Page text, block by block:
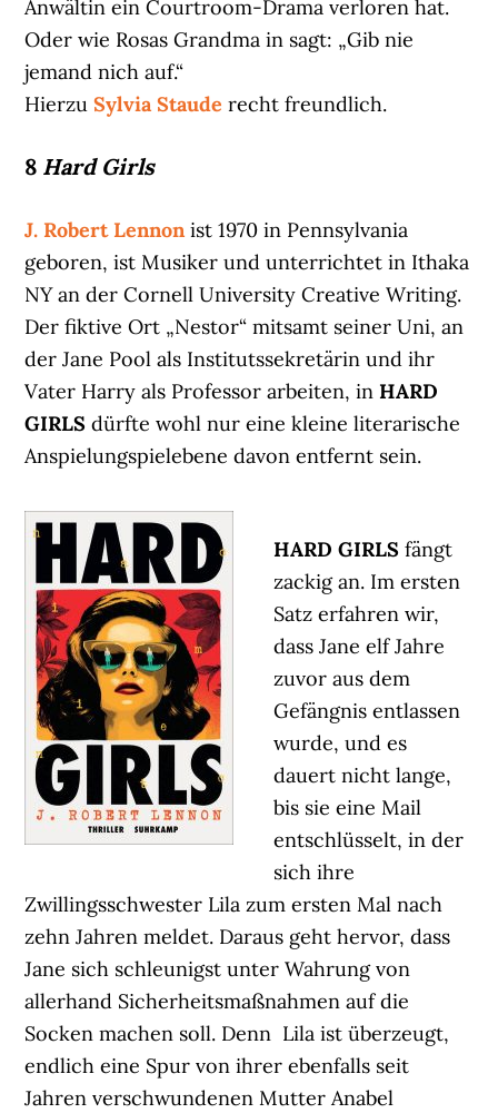
Anwältin ein Courtroom-Drama verloren hat.
Oder wie Rosas Grandma in sagt: „Gib nie
jemand nich auf.“
HierzuSylvia Staude recht freundlich.
8 Hard Girls
J. Robert Lennon ist 1970 in Pennsylvania
geboren, ist Musiker und unterrichtet in Ithaka
NY an der Cornell University Creative Writing.
Der fiktive Ort „Nestor“ mitsamt seiner Uni, an
der Jane Pool als Institutssekretärin und ihr
Vater Harry als Professor arbeiten, inHARD
GIRLSdürfte wohl nur eine kleine literarische
Anspielungspielebene davon entfernt sein.
HARD GIRLS fängt
zackig an. Im ersten
Satz erfahren wir,
dass Jane elf Jahre
zuvor aus dem
Gefängnis entlassen
wurde, und es
dauert nicht lange,
bis sie eine Mail
entschlüsselt, in der
sich ihre
Zwillingsschwester Lila zum ersten Mal nach
zehn Jahren meldet. Daraus geht hervor, dass
Jane sich schleunigst unter Wahrung von
allerhand Sicherheitsmaßnahmen auf die
Socken machen soll. Denn Lila ist überzeugt,
endlich eine Spur von ihrer ebenfalls seit
Jahren verschwundenen Mutter Anabel